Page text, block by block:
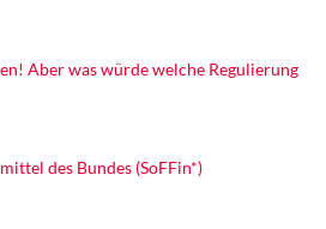
Aber was würde welche Regulierung
des Bundes (SoFFin*)